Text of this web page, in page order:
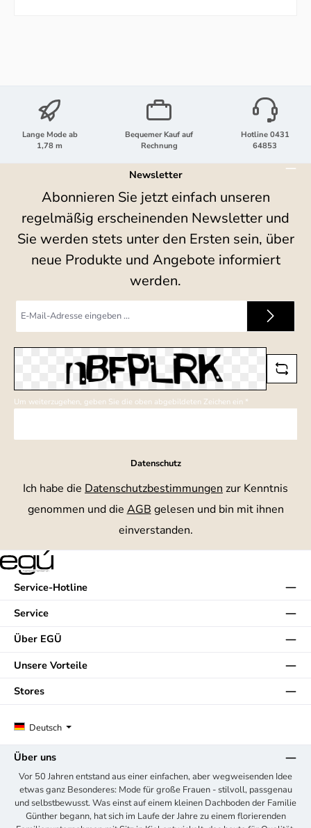
Lange Mode ab
1,78 m
Bequemer Kauf auf
Rechnung
Hotline 0431
64853
Newsletter
Abonnieren Sie jetzt einfach unseren
regelmäßig erscheinenden Newsletter und
Sie werden stets unter den Ersten sein, über
neue Produkte und Angebote informiert
werden.
Mail-
Um weiterzugehen, geben Sie die oben abgebildeten Zeichen ein *
Datenschutz
Ich habe die Datenschutzbestimmungen zur Kenntnis
genommen und die AGB gelesen und bin mit ihnen
einverstanden.
Service-Hotline
Service
Über EGÜ
Unsere Vorteile
Deutsch
Stores
Über uns
Vor 50 Jahren entstand aus einer einfachen, aber wegweisenden Idee
etwas ganz Besonderes: Mode für große Frauen - stilvoll, passgenau
und selbstbewusst. Was einst auf einem kleinen Dachboden der Familie
Günther begann, hat sich im Laufe der Jahre zu einem florierenden